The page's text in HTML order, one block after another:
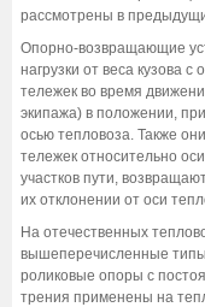
рассмотрены в
Опорно-возвращающие
нагрузки от веса кузова
тележек во время
экипажа) в положении,
осью тепловоза. Также
тележек относительно
участков пути,
их отклонении от оси
На отечественных
вышеперечисленные
роликовые опоры с
трения применены на